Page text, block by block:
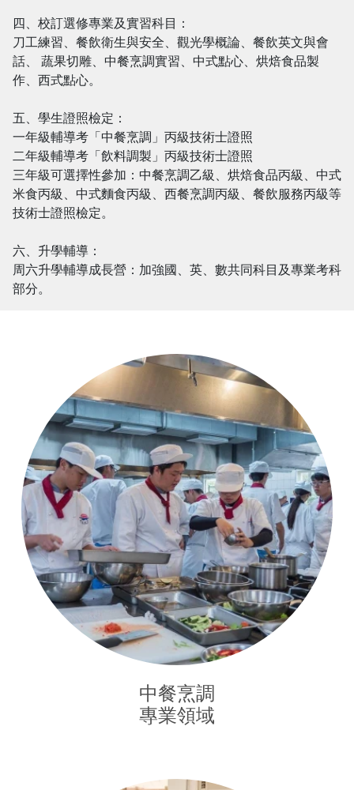
四、校訂選修專業及實習科目：
刀工練習、餐飲衛生與安全、觀光學概論、餐飲英文與會
話、 蔬果切雕、中餐烹調實習、中式點心、烘焙食品製
作、西式點心。
五、學生證照檢定：
一年級輔導考「中餐烹調」丙級技術士證照
二年級輔導考「飲料調製」丙級技術士證照
三年級可選擇性參加：中餐烹調乙級、烘焙食品丙級、中式
米食丙級、中式麵食丙級、西餐烹調丙級、餐飲服務丙級等
技術士證照檢定。
六、升學輔導：
周六升學輔導成長營：加強國、英、數共同科目及專業考科
部分。
中餐烹調
專業領域